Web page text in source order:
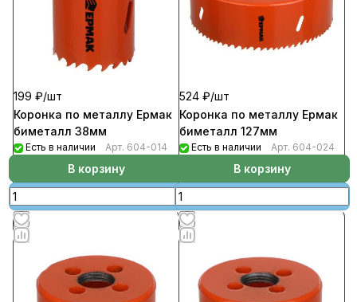
199 ₽/шт
Коронка по металлу Ермак
биметалл 38мм
Есть в наличии Арт. 604-014
В корзину
524 ₽/шт
Коронка по металлу Ермак
биметалл 127мм
Есть в наличии Арт. 604-024
В корзину